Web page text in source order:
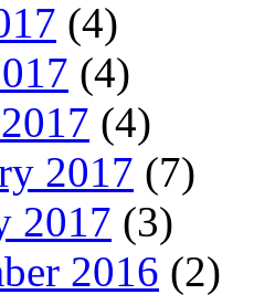
(4)
(4)
(4)
2017 (7)
2017 (3)
2016 (2)